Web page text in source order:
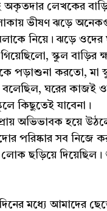
অকৃতদার লেখকের
ভীষণ ঝড়ে
নিয়ে। ঝড়ে
স্কুল বাড়ির
পড়াশুনা করতো, মা
ঘরের কাজই
কিছুতেই যাবেনা।
প্রায় অভিভাবক হয়ে
পরিষ্কার সব নিজে
ছড়িয়ে দিয়েছিল।
মধ্যে আমাদের